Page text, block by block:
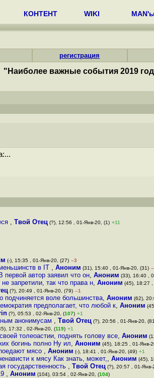
КОНТЕНТ WIKI MAN'ы
регистрация
"Наиболее важные события 2019
, Твой Отец (?), 12:56 , 01-Янв-20, (1) +11
(-), 15:35 , 01-Янв-20, (27) –3
в IT , Аноним (31), 15:40 , 01-Янв-20, (31)
первой автор заявил что он, Аноним (33), 16:40 ,
запретили, так что права н, Аноним (45), 18:27
(?), 20:49 , 01-Янв-20, (79) –1
подчиняется воле большинства, Аноним (62),
предполагает, что любой к, Аноним
(?), 05:53 , 02-Янв-20, (107) +1
анонимусам , Твой Отец (?), 20:56 , 01-Янв-20,
17:32 , 02-Янв-20, (119) +1
толеоастии, поднять голову все, Аноним
богинь полно Ну ил, Аноним (45), 18:25 , 01-Янв-
мясо , Аноним (-), 18:41 , 01-Янв-20, (49) +1
к мясу Как знать, может,, Аноним (45),
государственность , Твой Отец (?), 20:57 , 01-Янв-
, Аноним (104), 03:54 , 02-Янв-20, (104)